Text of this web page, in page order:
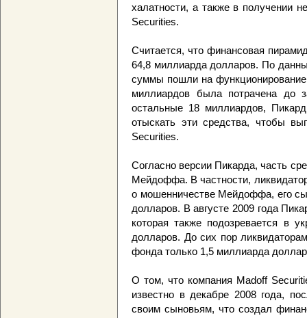
халатности, а также в получении
Securities.
Считается, что финансовая
64,8 миллиарда долларов. По
суммы пошли на
миллиардов была потрачена до
остальные 18 миллиардов,
отыскать эти средства, чтобы
Securities.
Согласно версии Пикарда, часть
Мейдоффа. В частности,
о мошенничестве Мейдоффа, его
долларов. В августе 2009 года
которая также подозревается в
долларов. До сих пор
фонда только 1,5 миллиарда
О том, что компания Madoff
известно в декабре 2008 года,
своим сыновьям, что создал